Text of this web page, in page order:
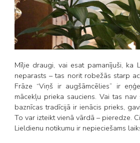
Mīļie draugi, vai esat pamanījuši, ka
neparasts – tas norit robežās starp
Frāze “Viņš ir augšāmcēlies” ir
mācekļu prieka sauciens. Vai tas
baznīcas tradīcijā ir ienācis prieks,
To var izteikt vienā vārdā – pieredze.
Lieldienu notikumu ir nepieciešams